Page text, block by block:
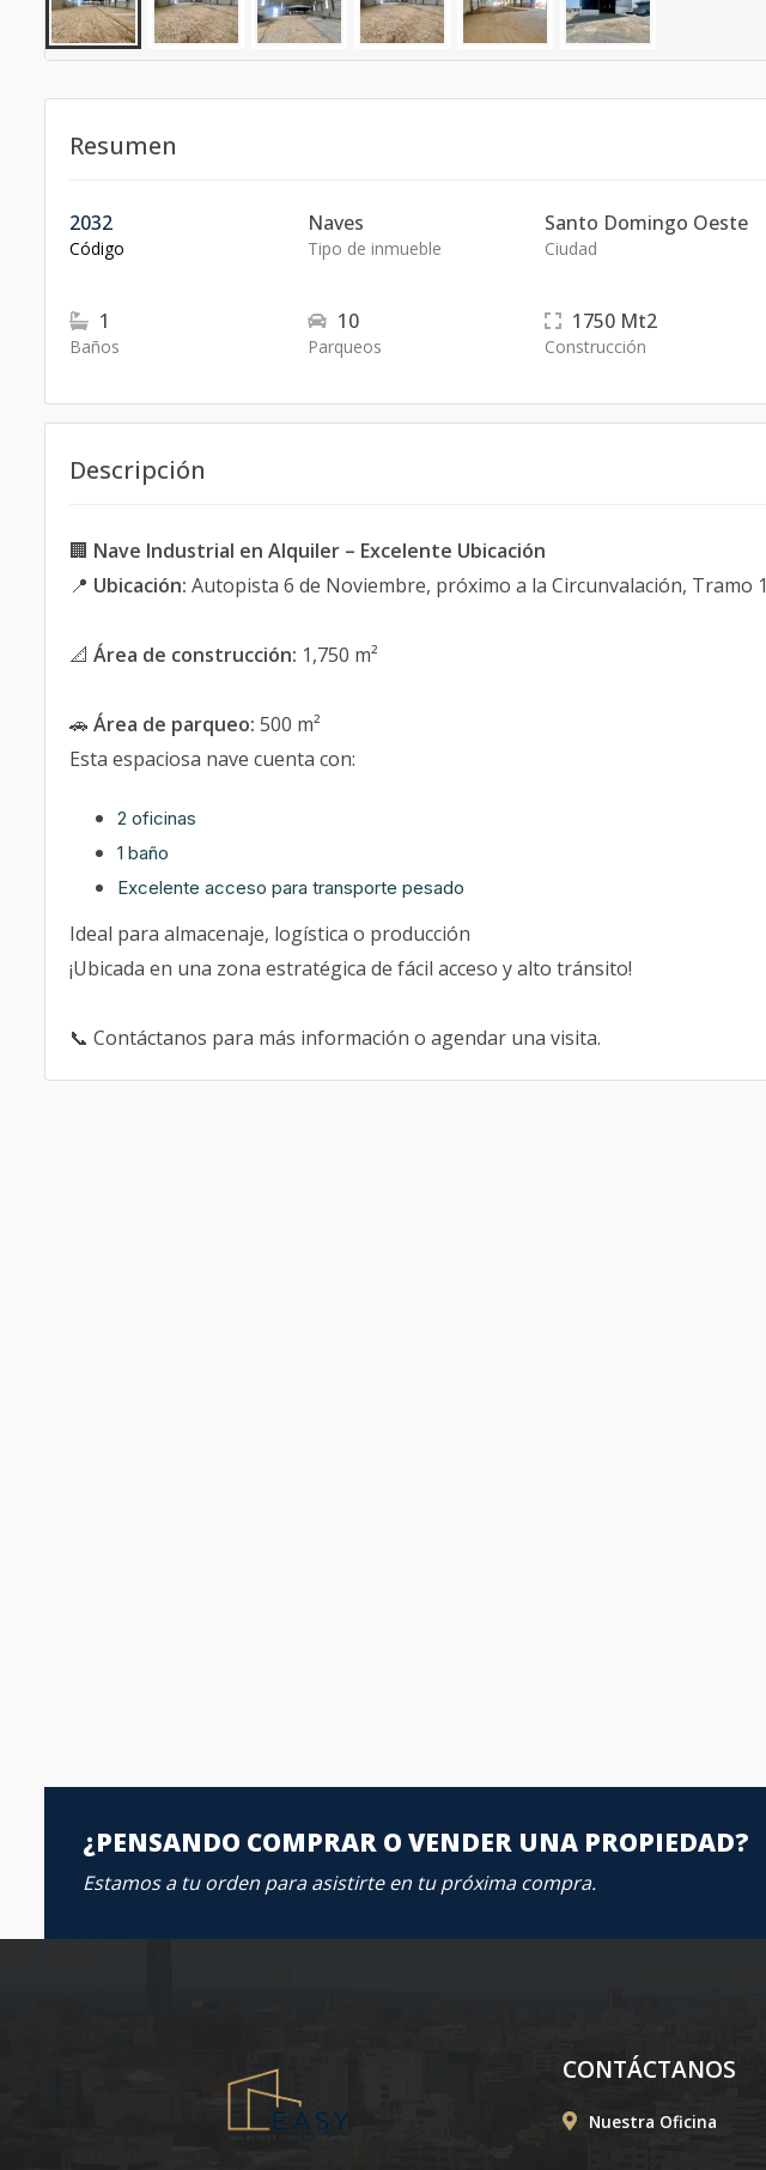
Resumen
2032
Código
Naves
Tipo de inmueble
Santo Domingo Oeste
Ciudad
1
Baños
10
Parqueos
1750 Mt2
Construcción
Descripción
🏢 Nave Industrial en Alquiler – Excelente Ubicación
📍 Ubicación: Autopista 6 de Noviembre, próximo a la Circunvalación, Tramo 1
📐 Área de construcción: 1,750 m²
🚗 Área de parqueo: 500 m²
Esta espaciosa nave cuenta con:
2 oficinas
1 baño
Excelente acceso para transporte pesado
Ideal para almacenaje, logística o producción
¡Ubicada en una zona estratégica de fácil acceso y alto tránsito!
📞 Contáctanos para más información o agendar una visita.
¿PENSANDO COMPRAR O VENDER UNA PROPIEDAD?
Estamos a tu orden para asistirte en tu próxima compra.
CONTÁCTANOS
Nuestra Oficina